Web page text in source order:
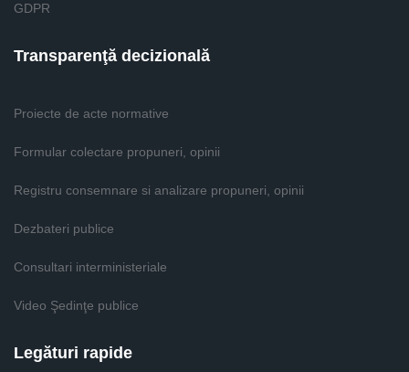
GDPR
Transparenţă decizională
Proiecte de acte normative
Formular colectare propuneri, opinii
Registru consemnare si analizare propuneri, opinii
Dezbateri publice
Consultari interministeriale
Video Şedinţe publice
Legături rapide